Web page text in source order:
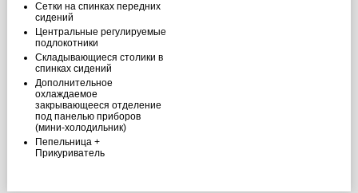
Сетки на спинках передних
сидений
Центральные регулируемые
подлокотники
Складывающиеся столики в
спинках сидений
Дополнительное
охлаждаемое
закрывающееся отделение
под панелью приборов
(мини-холодильник)
Пепельница +
Прикуриватель